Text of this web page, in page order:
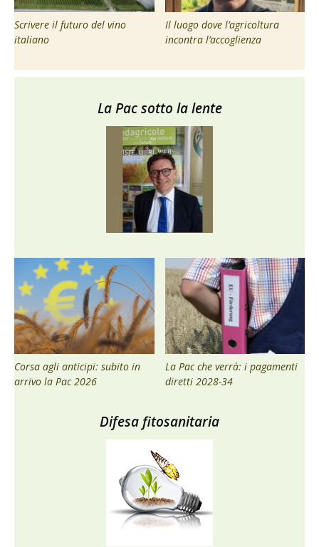
Scrivere il futuro del vino
italiano
Il luogo dove l’agricoltura
incontra l’accoglienza
La Pac sotto la lente
Corsa agli anticipi: subito in
arrivo la Pac 2026
La Pac che verrà: i pagamenti
diretti 2028-34
Difesa fitosanitaria